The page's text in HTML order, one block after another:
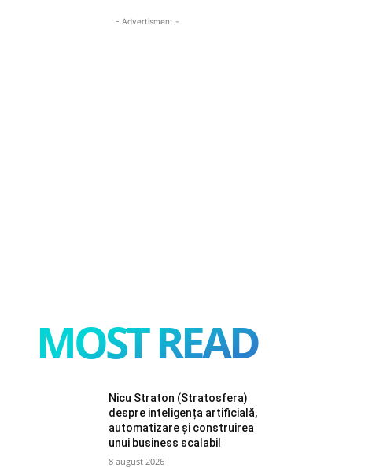
- Advertisment -
MOST READ
Nicu Straton (Stratosfera)
despre inteligența artificială,
automatizare și construirea
unui business scalabil
8 august 2026